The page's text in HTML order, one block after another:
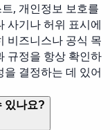
, 개인정보 보호를
사기나 허위 표시에
비즈니스나 공식 목
규정을 항상 확인하
결정하는 데 있어
있나요?